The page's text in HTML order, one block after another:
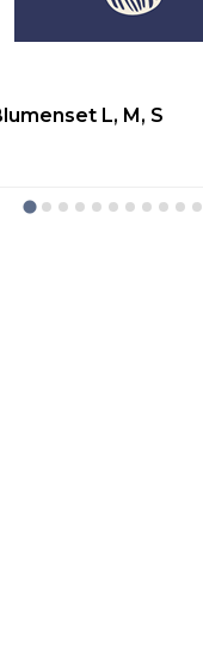
L, M, S